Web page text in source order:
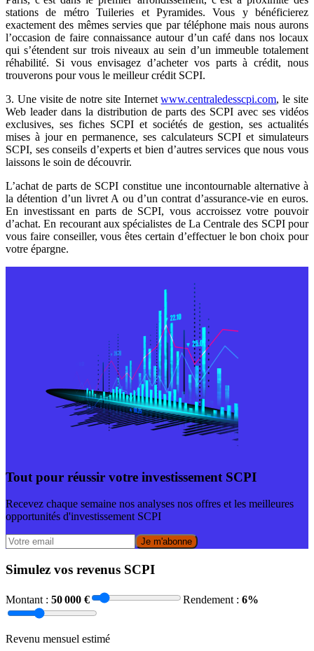
stations de métro Tuileries et Pyramides. Vous y bénéficierez
exactement des mêmes servies que par téléphone mais nous aurons
l’occasion de faire connaissance autour d’un café dans nos locaux
qui s’étendent sur trois niveaux au sein d’un immeuble totalement
réhabilité. Si vous envisagez d’acheter vos parts à crédit, nous
trouverons pour vous le meilleur crédit SCPI.
3. Une visite de notre site Internetwww.centraledesscpi.com, le site
Web leader dans la distribution de parts des SCPI avec ses vidéos
exclusives, ses fiches SCPI et sociétés de gestion, ses actualités
mises à jour en permanence, ses calculateurs SCPI et simulateurs
SCPI, ses conseils d’experts et bien d’autres services que nous vous
laissons le soin de découvrir.
L’achat de parts de SCPI constitue une incontournable alternative à
la détention d’un livret A ou d’un contrat d’assurance-vie en euros.
En investissant en parts de SCPI, vous accroissez votre pouvoir
d’achat. En recourant aux spécialistes de La Centrale des SCPI pour
vous faire conseiller, vous êtes certain d’effectuer le bon choix pour
votre épargne.
Tout pour réussir votre investissement SCPI
Recevez chaque semaine nos analyses nos offres et les meilleures
opportunités d'investissement SCPI
Je m'abonne
Simulez vos revenus SCPI
Montant : 50 000 € Rendement : 6%
Revenu mensuel estimé